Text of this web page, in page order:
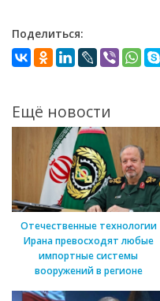
Поделиться:
Ещё новости
Отечественные технологии
Ирана превосходят любые
импортные системы
вооружений в регионе